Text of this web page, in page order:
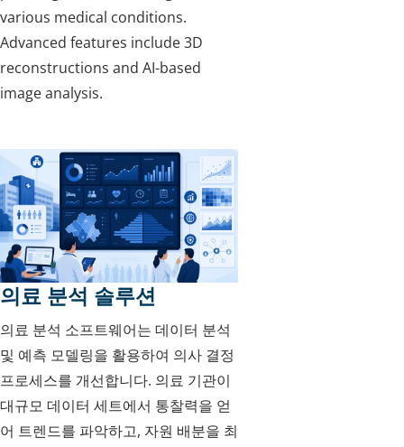
various medical conditions.
Advanced features include 3D
reconstructions and AI-based
image analysis.
의료 분석 솔루션
의료 분석 소프트웨어는 데이터 분석
및 예측 모델링을 활용하여 의사 결정
프로세스를 개선합니다. 의료 기관이
대규모 데이터 세트에서 통찰력을 얻
어 트렌드를 파악하고, 자원 배분을 최